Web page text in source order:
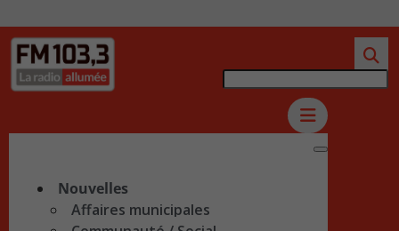
Nouvelles
Affaires municipales